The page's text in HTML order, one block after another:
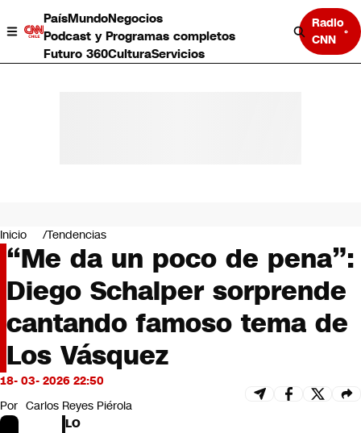
PaísMundoNegocios
Podcast y Programas completos
Futuro 360CulturaServicios
Radio
CNN
Negocios
Deportes
Programas completos
Cultura
Servicios
Bits
CNN tiempo
Futuro 360
Inicio Tendencias
“Me da un poco de pena”:
Diego Schalper sorprende
cantando famoso tema de
Los Vásquez
18- 03- 2026 22:50
Por Carlos Reyes Piérola
LO